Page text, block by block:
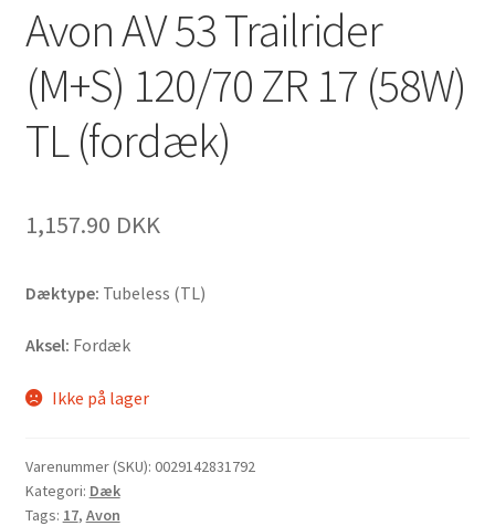
Avon AV 53 Trailrider
(M+S) 120/70 ZR 17 (58W)
TL (fordæk)
1,157.90 DKK
Dæktype: Tubeless (TL)
Aksel: Fordæk
Ikke på lager
Varenummer (SKU): 0029142831792
Kategori: Dæk
Tags: 17, Avon